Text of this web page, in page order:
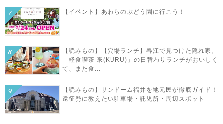
【イベント】あわらのぶどう園に行こう！
【読みもの】【穴場ランチ】春江で見つけた隠れ家。
「軽食喫茶 來(KURU)」の日替わりランチがおいしく
て、また食...
【読みもの】サンドーム福井を地元民が徹底ガイド！
遠征勢に教えたい駐車場・託児所・周辺スポット